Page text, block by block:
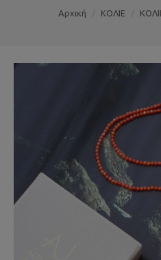
Αρχική ΚΟΛΙΕ